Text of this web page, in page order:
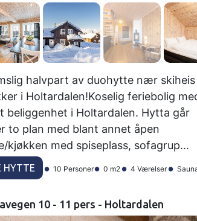
halvpart av duohytte nær skiheis
i Holtardalen!Koselig feriebolig
beliggenhet i Holtardalen. Hytta går
to plan med blant annet åpen
kjøkken med spiseplass, sofagrup...
HYTTE 10 Personer 0 m2 4 Værelser
10 - 11 pers - Holtardalen